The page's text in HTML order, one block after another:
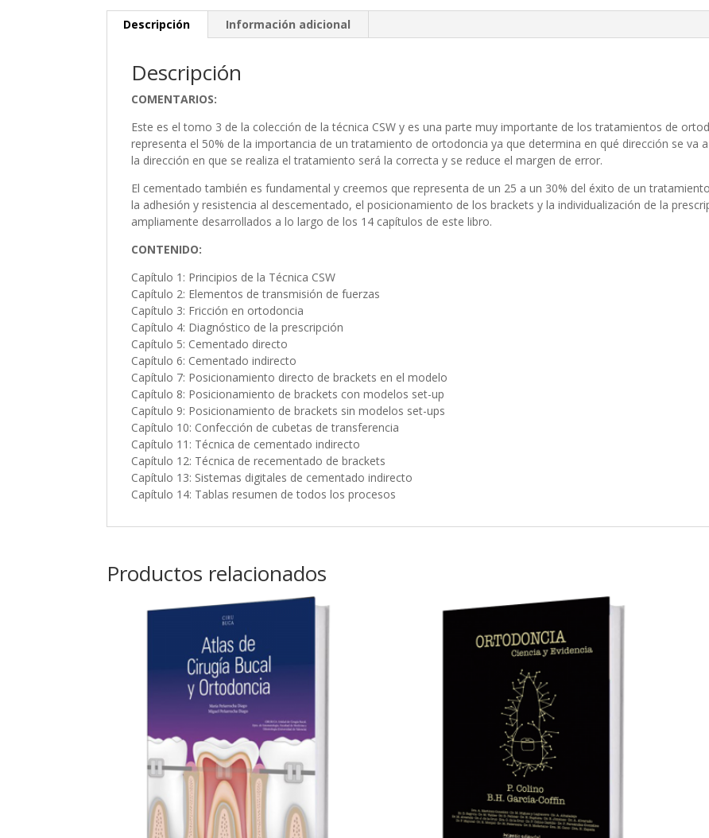
Directo
Indirecto
Descripción Información adicional
Descripción
COMENTARIOS:
Este es el tomo 3 de la colección de la técnica CSW y es una parte muy importante de los tratamientos de
representa el 50% de la importancia de un tratamiento de ortodoncia ya que determina en qué dirección se va
la dirección en que se realiza el tratamiento será la correcta y se reduce el margen de error.
El cementado también es fundamental y creemos que representa de un 25 a un 30% del éxito de un
la adhesión y resistencia al descementado, el posicionamiento de los brackets y la individualización de la
ampliamente desarrollados a lo largo de los 14 capítulos de este libro.
CONTENIDO:
Capítulo 1: Principios de la Técnica CSW
Capítulo 2: Elementos de transmisión de fuerzas
Capítulo 3: Fricción en ortodoncia
Capítulo 4: Diagnóstico de la prescripción
Capítulo 5: Cementado directo
Capítulo 6: Cementado indirecto
Capítulo 7: Posicionamiento directo de brackets en el modelo
Capítulo 8: Posicionamiento de brackets con modelos set-up
Capítulo 9: Posicionamiento de brackets sin modelos set-ups
Capítulo 10: Confección de cubetas de transferencia
Capítulo 11: Técnica de cementado indirecto
Capítulo 12: Técnica de recementado de brackets
Capítulo 13: Sistemas digitales de cementado indirecto
Capítulo 14: Tablas resumen de todos los procesos
Productos relacionados